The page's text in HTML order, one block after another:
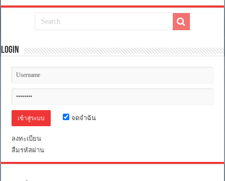
Christmas
คริสต์มาส
[พากย์
ไทย
อังกฤษ
ไทย
ซับ
Login
จดจำฉัน
ลงทะเบียน
ลืมรหัสผ่าน